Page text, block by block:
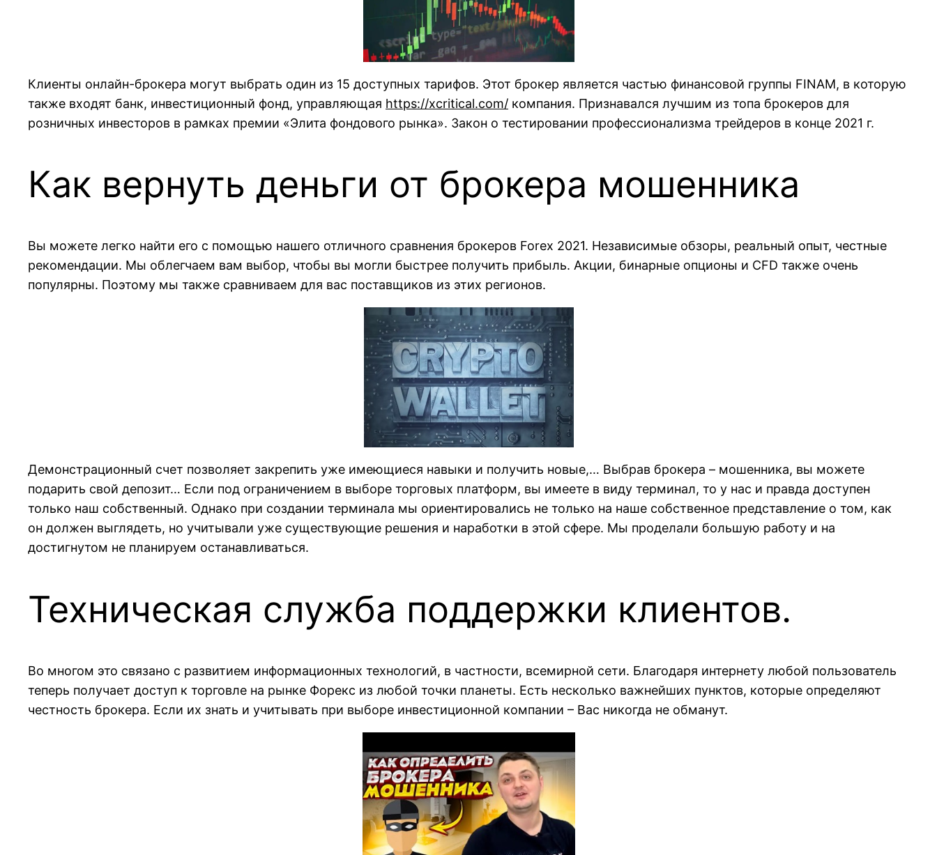
Клиенты онлайн-брокера могут выбрать один из 15 доступных тарифов. Этот брокер является частью финансовой группы FINAM, в которую
также входят банк, инвестиционный фонд, управляющая https://xcritical.com/ компания. Признавался лучшим из топа брокеров для
розничных инвесторов в рамках премии «Элита фондового рынка». Закон о тестировании профессионализма трейдеров в конце 2021 г.
Как вернуть деньги от брокера мошенника
Вы можете легко найти его с помощью нашего отличного сравнения брокеров Forex 2021. Независимые обзоры, реальный опыт, честные
рекомендации. Мы облегчаем вам выбор, чтобы вы могли быстрее получить прибыль. Акции, бинарные опционы и CFD также очень
популярны. Поэтому мы также сравниваем для вас поставщиков из этих регионов.
Демонстрационный счет позволяет закрепить уже имеющиеся навыки и получить новые,… Выбрав брокера – мошенника, вы можете
подарить свой депозит… Если под ограничением в выборе торговых платформ, вы имеете в виду терминал, то у нас и правда доступен
только наш собственный. Однако при создании терминала мы ориентировались не только на наше собственное представление о том, как
он должен выглядеть, но учитывали уже существующие решения и наработки в этой сфере. Мы проделали большую работу и на
достигнутом не планируем останавливаться.
Техническая служба поддержки клиентов.
Во многом это связано с развитием информационных технологий, в частности, всемирной сети. Благодаря интернету любой пользователь
теперь получает доступ к торговле на рынке Форекс из любой точки планеты. Есть несколько важнейших пунктов, которые определяют
честность брокера. Если их знать и учитывать при выборе инвестиционной компании – Вас никогда не обманут.